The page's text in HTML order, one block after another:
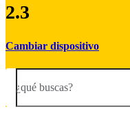
2.3
Cambiar dispositivo
¿qué buscas?